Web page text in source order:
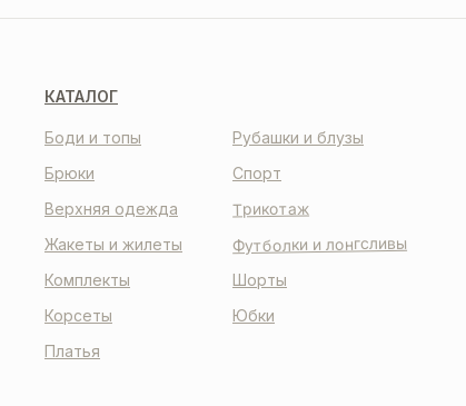
КАТАЛОГ
Корсеты
Платья
Боди и топы
Комплекты Шорты
Спорт
Рубашки и блузы
Брюки
Жакеты и жилеты
Трикотаж
Футболки и лонгсливы
Верхняя одежда
Юбки